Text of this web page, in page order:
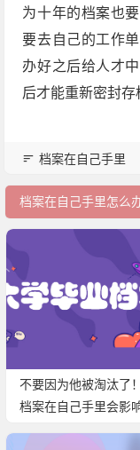
为十年的档案也
要去自己的工作
办好之后给人才
后才能重新密封存
档案在自己手里
档案在自己手里怎么
不要因为他被淘汰了
档案在自己手里会影